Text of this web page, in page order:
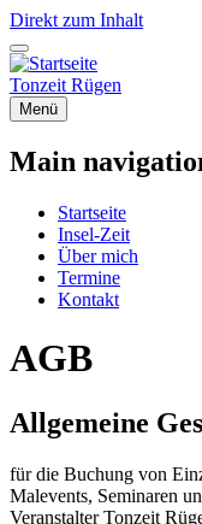
Direkt zum Inhalt
Tonzeit Rügen
Menü
Main
Startseite
Insel-Zeit
Über mich
Termine
Kontakt
AGB
Allgemeine
für die Buchung von
Malevents, Seminaren
Veranstalter Tonzeit